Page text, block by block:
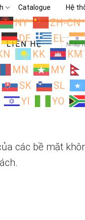
Catalogue Hệ
NY ZH-CN
DE EL
KK KM
MN MY
SK SL
YI YO
LIÊN HỆ
Search
for:
các bề mặt